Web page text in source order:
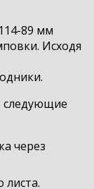
89 мм
Исходя
следующие
через